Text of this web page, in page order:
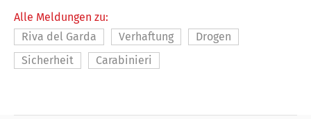
Alle Meldungen zu:
Riva del Garda
Verhaftung
Drogen
Sicherheit
Carabinieri